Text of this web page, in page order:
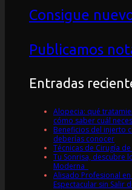
Consigue
Publicamos
Entradas
Alopecia: qué
cómo saber cuál
Beneficios del injerto
deberías conocer
Técnicas de Cirugía de
Tu Sonrisa, descubre
Moderna
Alisado Profesional en
Espectacular sin Salir